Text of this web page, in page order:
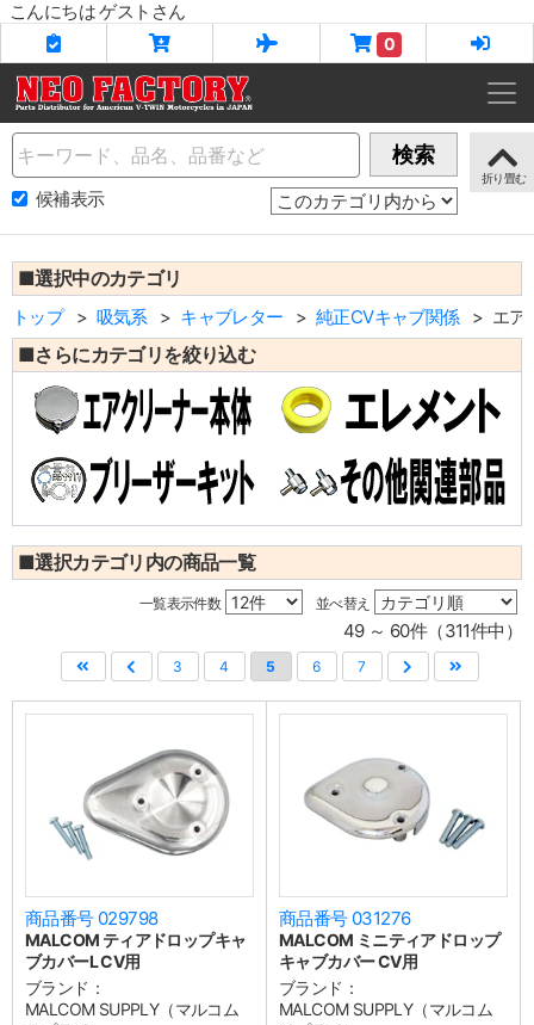
こんにちは ゲストさん
0
Name 検索
候補表示
■選択中のカテゴリ
トップ 吸気系 キャブレター 純正CVキャブ関係 エア
■さらにカテゴリを絞り込む
■選択カテゴリ内の商品一覧
一覧表示件数 並べ替え
49 ～ 60件（311件中）
3 4 5 6 7
商品番号 029798
MALCOM ティアドロップキャ
ブカバーL CV用
ブランド：
MALCOM SUPPLY（マルコム
商品番号 031276
MALCOM ミニティアドロップ
キャブカバー CV用
ブランド：
MALCOM SUPPLY（マルコム